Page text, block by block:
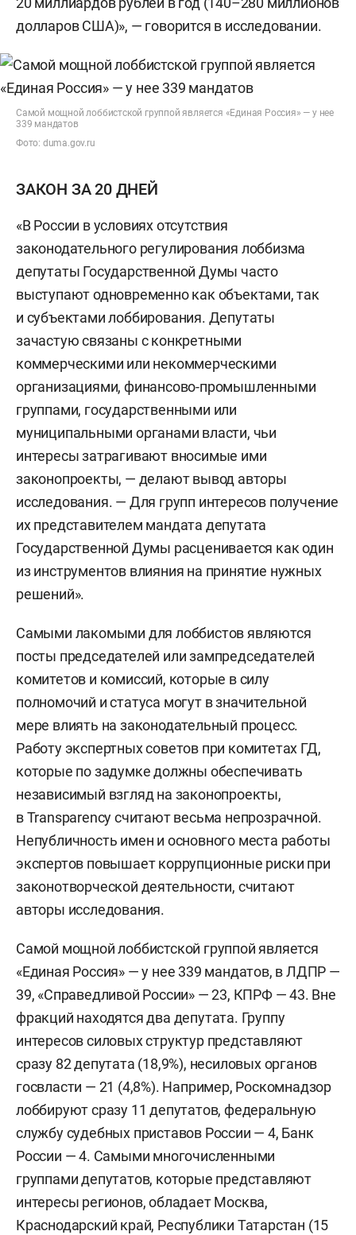
долларов США)», — говорится в исследовании.
Самой мощной лоббистской группой является «Единая Россия» — у нее
339 мандатов
Фото: duma.gov.ru
ЗАКОН ЗА 20 ДНЕЙ
«В России в условиях отсутствия
законодательного регулирования лоббизма
депутаты Государственной Думы часто
выступают одновременно как объектами, так
и субъектами лоббирования. Депутаты
зачастую связаны с конкретными
коммерческими или некоммерческими
организациями, финансово-промышленными
группами, государственными или
муниципальными органами власти, чьи
интересы затрагивают вносимые ими
законопроекты, — делают вывод авторы
исследования. — Для групп интересов получение
их представителем мандата депутата
Государственной Думы расценивается как один
из инструментов влияния на принятие нужных
решений».
Самыми лакомыми для лоббистов являются
посты председателей или зампредседателей
комитетов и комиссий, которые в силу
полномочий и статуса могут в значительной
мере влиять на законодательный процесс.
Работу экспертных советов при комитетах ГД,
которые по задумке должны обеспечивать
независимый взгляд на законопроекты,
в Transparency считают весьма непрозрачной.
Непубличность имен и основного места работы
экспертов повышает коррупционные риски при
законотворческой деятельности, считают
авторы исследования.
Самой мощной лоббистской группой является
«Единая Россия» — у нее 339 мандатов, в ЛДПР —
39, «Справедливой России» — 23, КПРФ — 43. Вне
фракций находятся два депутата. Группу
интересов силовых структур представляют
сразу 82 депутата (18,9%), несиловых органов
госвласти — 21 (4,8%). Например, Роскомнадзор
лоббируют сразу 11 депутатов, федеральную
службу судебных приставов России — 4, Банк
России — 4. Самыми многочисленными
группами депутатов, которые представляют
интересы регионов, обладает Москва,
Краснодарский край, Республики Татарстан (15